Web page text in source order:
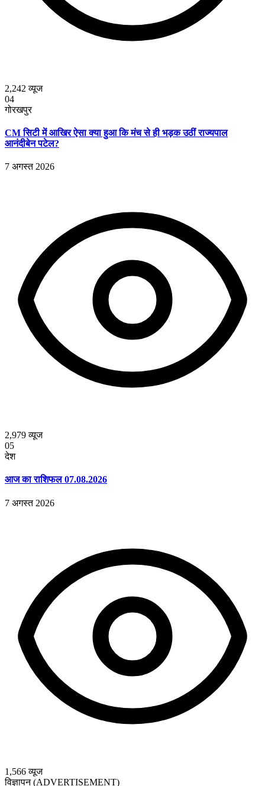
2,242 व्यूज
04
गोरखपुर
CM सिटी में आखिर ऐसा क्या हुआ कि मंच से ही भड़क उठीं राज्यपाल
आनंदीबेन पटेल?
7 अगस्त 2026
2,979व्यूज
05
देश
आज का राशिफल 07.08.2026
7 अगस्त 2026
1,566व्यूज
विज्ञापन (ADVERTISEMENT)